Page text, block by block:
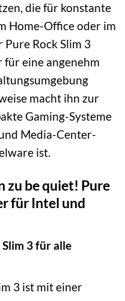
die für konstante
Home-Office oder im
Rock Slim 3
für eine angenehm
macht ihn zur
Gaming-Systeme
Media-Center-
ist.
zu be quiet! Pure
für Intel und
3 für alle
3 ist mit einer